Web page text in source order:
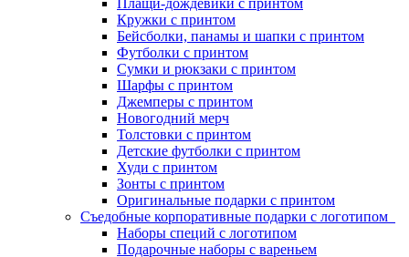
Плащи-дождевики с принтом
Кружки с принтом
Бейсболки, панамы и шапки с принтом
Футболки с принтом
Сумки и рюкзаки с принтом
Шарфы с принтом
Джемперы с принтом
Новогодний мерч
Толстовки с принтом
Детские футболки с принтом
Худи с принтом
Зонты с принтом
Оригинальные подарки с принтом
Съедобные корпоративные подарки с логотипом
Наборы специй с логотипом
Подарочные наборы с вареньем